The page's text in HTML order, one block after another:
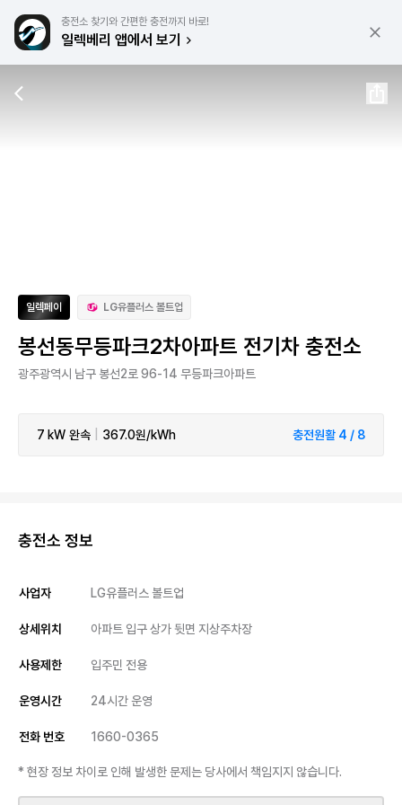
충전소 찾기와 간편한 충전까지 바로!
일렉베리 앱에서 보기
일렉페이 LG유플러스 볼트업
봉선동무등파크2차아파트 전기차 충전소
광주광역시 남구 봉선2로 96-14 무등파크아파트
7 kW 완속 367.0원/kWh 충전원활 4 / 8
충전소 정보
사업자 LG유플러스 볼트업
상세위치 아파트 입구 상가 뒷면 지상주차장
사용제한 입주민 전용
운영시간 24시간 운영
전화 번호 1660-0365
* 현장 정보 차이로 인해 발생한 문제는 당사에서 책임지지 않습니다.